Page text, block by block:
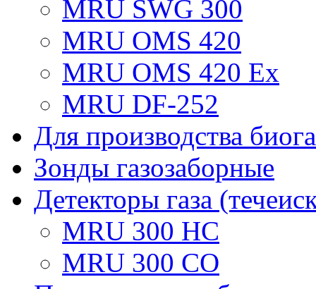
MRU SWG 300
MRU OMS 420
MRU OMS 420 Ex
MRU DF-252
Для производства
Зонды газозаборные
Детекторы газа
MRU 300 HC
MRU 300 CO